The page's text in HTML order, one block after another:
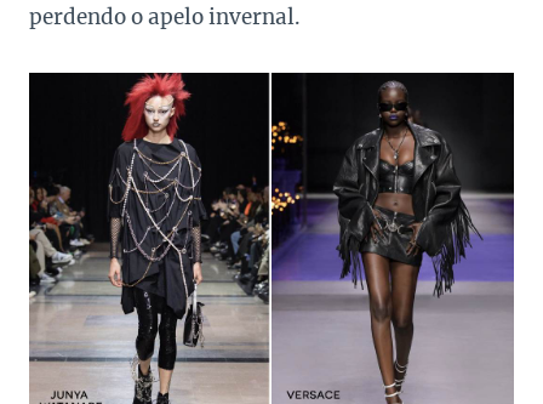
perdendo o apelo invernal.